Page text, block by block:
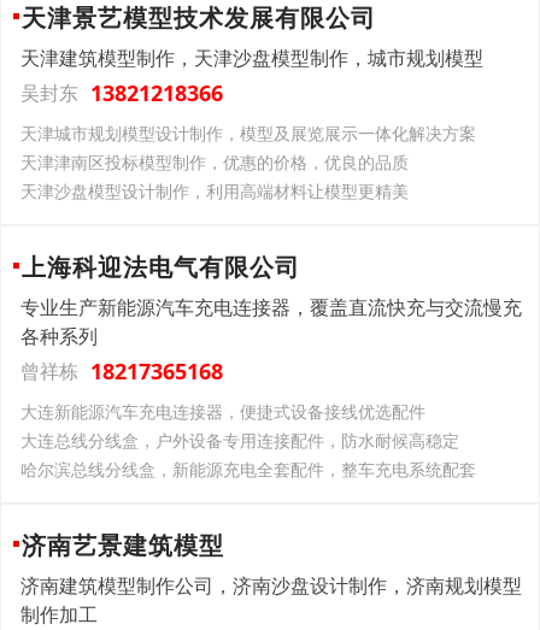
天津景艺模型技术发展有限公司
天津建筑模型制作，天津沙盘模型制作，城市规划模型
吴封东 13821218366
天津城市规划模型设计制作，模型及展览展示一体化解决方案
天津津南区投标模型制作，优惠的价格，优良的品质
天津沙盘模型设计制作，利用高端材料让模型更精美
上海科迎法电气有限公司
专业生产新能源汽车充电连接器，覆盖直流快充与交流慢充
各种系列
曾祥栋 18217365168
大连新能源汽车充电连接器，便捷式设备接线优选配件
大连总线分线盒，户外设备专用连接配件，防水耐候高稳定
哈尔滨总线分线盒，新能源充电全套配件，整车充电系统配套
济南艺景建筑模型
济南建筑模型制作公司，济南沙盘设计制作，济南规划模型
制作加工